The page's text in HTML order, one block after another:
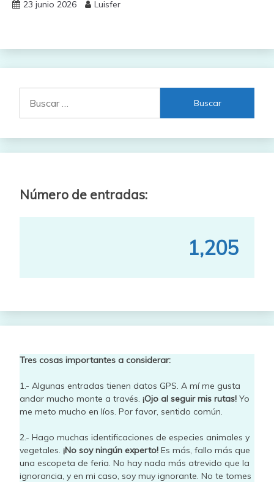
23 junio 2026 Luisfer
Número de entradas:
1,205
Tres cosas importantes a considerar:
1.- Algunas entradas tienen datos GPS. A mí me gusta
andar mucho monte a través. ¡Ojo al seguir mis rutas! Yo
me meto mucho en líos. Por favor, sentido común.
2.- Hago muchas identificaciones de especies animales y
vegetales. ¡No soy ningún experto! Es más, fallo más que
una escopeta de feria. No hay nada más atrevido que la
ignorancia, y en mi caso, soy muy ignorante. No te tomes